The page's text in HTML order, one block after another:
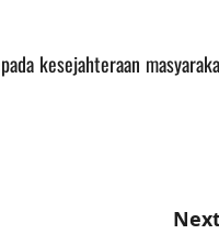
kesejahteraan